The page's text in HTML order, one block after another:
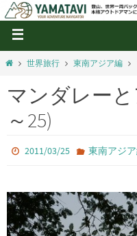
世界旅行 東南アジア編
マンダレー
～25)
2011/03/25 東南アジ